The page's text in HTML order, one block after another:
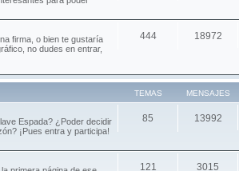
firma, o bien te gustaría
no dudes en entrar,
444 18972
TEMAS MENSAJES
Espada? ¿Poder decidir
¡Pues entra y participa!
85 13992
121 3015